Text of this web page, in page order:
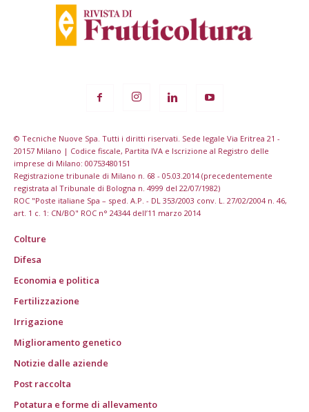
© Tecniche Nuove Spa. Tutti i diritti riservati. Sede legale Via Eritrea 21 -
20157 Milano | Codice fiscale, Partita IVA e Iscrizione al Registro delle
imprese di Milano: 00753480151
Registrazione tribunale di Milano n. 68 - 05.03.2014 (precedentemente
registrata al Tribunale di Bologna n. 4999 del 22/07/1982)
ROC "Poste italiane Spa – sped. A.P. - DL 353/2003 conv. L. 27/02/2004 n. 46,
art. 1 c. 1: CN/BO" ROC n° 24344 dell’11 marzo 2014
Colture
Difesa
Economia e politica
Fertilizzazione
Irrigazione
Miglioramento genetico
Notizie dalle aziende
Post raccolta
Potatura e forme di allevamento